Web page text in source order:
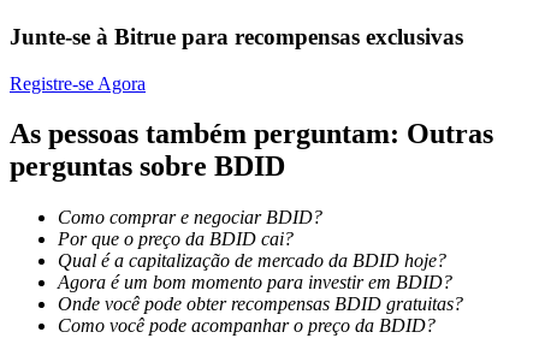
Informação
Análise de big data, incluindo informações comerciais, etc.
Junte-se à Bitrue para recompensas exclusivas
Registre-se Agora
As pessoas também perguntam: Outras
perguntas sobre BDID
Como comprar e negociar BDID?
Por que o preço da BDID cai?
Qual é a capitalização de mercado da BDID hoje?
Agora é um bom momento para investir em BDID?
Onde você pode obter recompensas BDID gratuitas?
Como você pode acompanhar o preço da BDID?